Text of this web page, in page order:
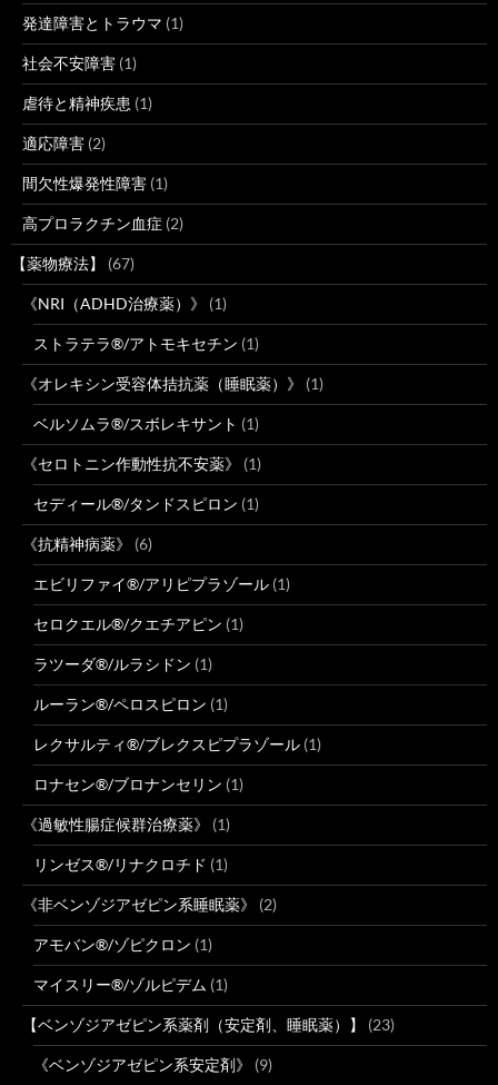
発達障害とトラウマ (1)
社会不安障害 (1)
虐待と精神疾患 (1)
適応障害 (2)
間欠性爆発性障害 (1)
高プロラクチン血症 (2)
【薬物療法】 (67)
《NRI（ADHD治療薬）》 (1)
ストラテラ®/アトモキセチン (1)
《オレキシン受容体拮抗薬（睡眠薬）》 (1)
ベルソムラ®/スボレキサント (1)
《セロトニン作動性抗不安薬》 (1)
セディール®/タンドスピロン (1)
《抗精神病薬》 (6)
エビリファイ®/アリピプラゾール (1)
セロクエル®/クエチアピン (1)
ラツーダ®/ルラシドン (1)
ルーラン®/ペロスピロン (1)
レクサルティ®/ブレクスピプラゾール (1)
ロナセン®/ブロナンセリン (1)
《過敏性腸症候群治療薬》 (1)
リンゼス®/リナクロチド (1)
《非ベンゾジアゼピン系睡眠薬》 (2)
アモバン®/ゾピクロン (1)
マイスリー®/ゾルピデム (1)
【ベンゾジアゼピン系薬剤（安定剤、睡眠薬）】 (23)
《ベンゾジアゼピン系安定剤》 (9)